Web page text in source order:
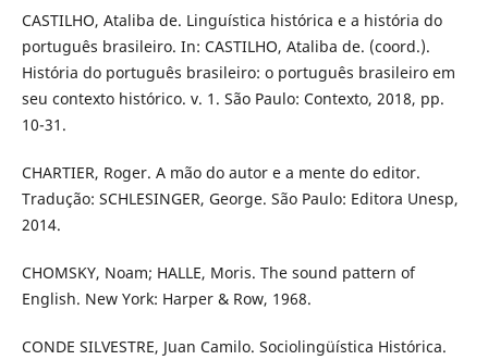
CASTILHO, Ataliba de. Linguística histórica e a história do
português brasileiro. In: CASTILHO, Ataliba de. (coord.).
História do português brasileiro: o português brasileiro em
seu contexto histórico. v. 1. São Paulo: Contexto, 2018, pp.
10-31.
CHARTIER, Roger. A mão do autor e a mente do editor.
Tradução: SCHLESINGER, George. São Paulo: Editora Unesp,
2014.
CHOMSKY, Noam; HALLE, Moris. The sound pattern of
English. New York: Harper & Row, 1968.
CONDE SILVESTRE, Juan Camilo. Sociolingüística Histórica.